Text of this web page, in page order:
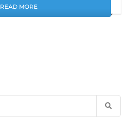
READ MORE